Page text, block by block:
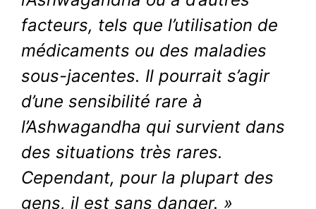
facteurs, tels que l’utilisation de
médicaments ou des maladies
sous-jacentes. Il pourrait s’agir
d’une sensibilité rare à
l’Ashwagandha qui survient dans
des situations très rares.
Cependant, pour la plupart des
gens, il est sans danger. »